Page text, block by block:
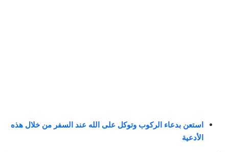
استعن بدعاء الركوب وتوكل على الله عند السفر من خلال هذه
الأدعية